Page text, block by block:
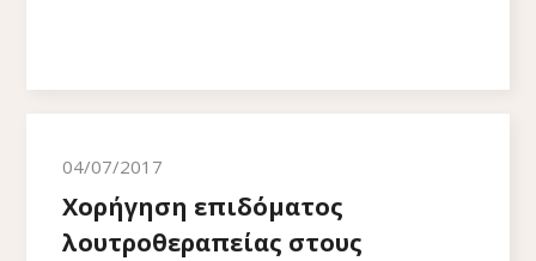
04/07/2017
Χορήγηση επιδόματος
λουτροθεραπείας στους